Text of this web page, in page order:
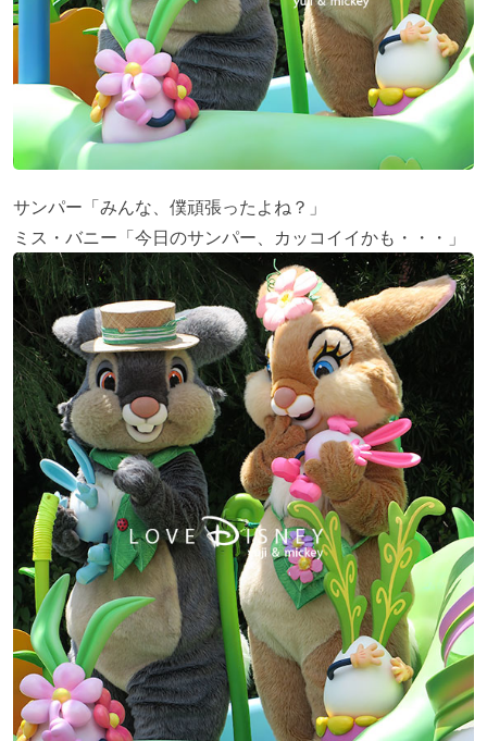
サンパー「みんな、僕頑張ったよね？」
ミス・バニー「今日のサンパー、カッコイイかも・・・」